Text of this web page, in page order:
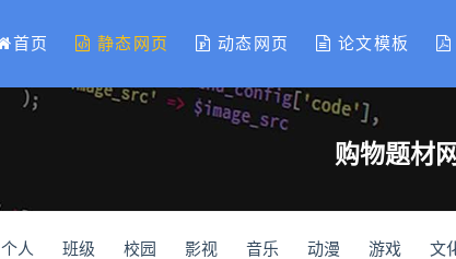
首页 静态网页 动态网页 论文模板
购物题材
个人 班级 校园 影视 音乐 动漫 游戏 文